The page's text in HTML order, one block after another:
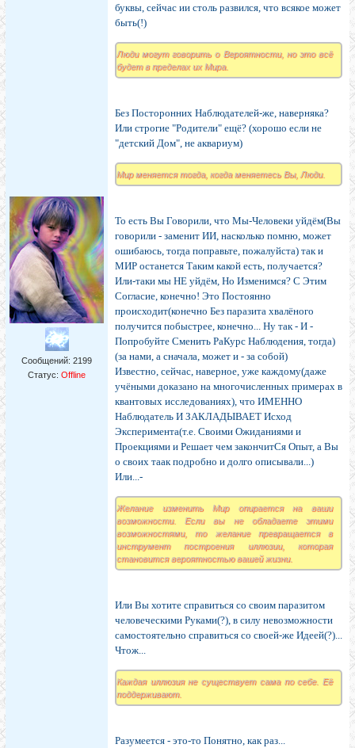
Сообщений: 2199
Статус: Offline
буквы, сейчас ии столь развился, что всякое может
быть(!)
Люди могут говорить о Вероятности, но это всё
будет в пределах их Мира.
Без Посторонних Наблюдателей-же, наверняка?
Или строгие "Родители" ещё? (хорошо если не
"детский Дом", не аквариум)
Мир меняется тогда, когда меняетесь Вы, Люди.
То есть Вы Говорили, что Мы-Человеки уйдём(Вы
говорили - заменит ИИ, насколько помню, может
ошибаюсь, тогда поправьте, пожалуйста) так и
МИР останется Таким какой есть, получается?
Или-таки мы НЕ уйдём, Но Изменимся? С Этим
Согласие, конечно! Это Постоянно
происходит(конечно Без паразита хвалёного
получится побыстрее, конечно... Ну так - И -
Попробуйте Сменить РаКурс Наблюдения, тогда)
(за нами, а сначала, может и - за собой)
Известно, сейчас, наверное, уже каждому(даже
учёными доказано на многочисленных примерах в
квантовых исследованиях), что ИМЕННО
Наблюдатель И ЗАКЛАДЫВАЕТ Исход
Эксперимента(т.е. Своими Ожиданиями и
Проекциями и Решает чем закончитСя Опыт, а Вы
о своих таак подробно и долго описывали...)
Или...-
Желание изменить Мир опирается на ваши
возможности. Если вы не обладаете этими
возможностями, то желание превращается в
инструмент построения иллюзии, которая
становится вероятностью вашей жизни.
Или Вы хотите справиться со своим паразитом
человеческими Руками(?), в силу невозможности
самостоятельно справиться со своей-же Идеей(?)...
Чтож...
Каждая иллюзия не существует сама по себе. Её
поддерживают.
Разумеется - это-то Понятно, как раз...